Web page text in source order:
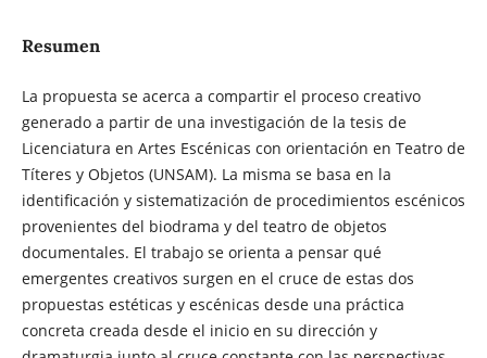
Resumen
La propuesta se acerca a compartir el proceso creativo
generado a partir de una investigación de la tesis de
Licenciatura en Artes Escénicas con orientación en Teatro de
Títeres y Objetos (UNSAM). La misma se basa en la
identificación y sistematización de procedimientos escénicos
provenientes del biodrama y del teatro de objetos
documentales. El trabajo se orienta a pensar qué
emergentes creativos surgen en el cruce de estas dos
propuestas estéticas y escénicas desde una práctica
concreta creada desde el inicio en su dirección y